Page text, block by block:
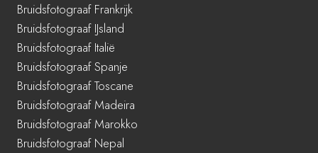
Bruidsfotograaf Frankrijk
Bruidsfotograaf IJsland
Bruidsfotograaf Italië
Bruidsfotograaf Spanje
Bruidsfotograaf Toscane
Bruidsfotograaf Madeira
Bruidsfotograaf Marokko
Bruidsfotograaf Nepal